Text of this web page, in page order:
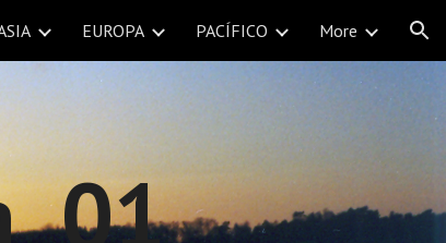
EUROPA PACÍFICO More
01